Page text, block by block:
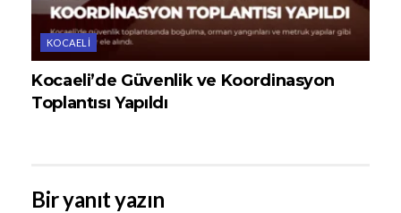
KOCAELI
Kocaeli’de Güvenlik ve Koordinasyon
Toplantısı Yapıldı
Bir yanıt yazın